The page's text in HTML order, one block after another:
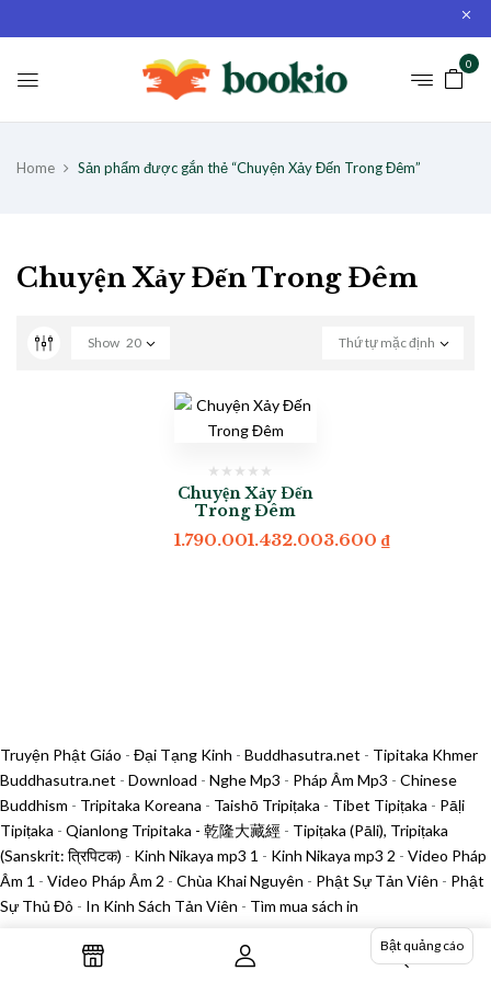
0
Home Sản phẩm được gắn thẻ “Chuyện Xảy Đến Trong Đêm”
Chuyện Xảy Đến Trong Đêm
Thứ tự mặc định
Show 20
Chuyện Xảy Đến
Trong Đêm
1.790.001.432.003.600₫
Bật quảng cáo
Truyện Phật Giáo - Đại Tạng Kinh - Buddhasutra.net - Tipitaka Khmer
Buddhasutra.net - Download - Nghe Mp3 - Pháp Âm Mp3 - Chinese
Buddhism - Tripitaka Koreana - Taishō Tripiṭaka - Tibet Tipiṭaka - Pāḷi
Tipiṭaka - Qianlong Tripitaka - 乾隆大藏經 - Tipiṭaka (Pāli), Tripiṭaka
(Sanskrit: त्रिपिटक) - Kinh Nikaya mp3 1 - Kinh Nikaya mp3 2 - Video Pháp
Âm 1 - Video Pháp Âm 2 - Chùa Khai Nguyên - Phật Sự Tản Viên - Phật
Sự Thủ Đô - In Kinh Sách Tản Viên - Tìm mua sách in